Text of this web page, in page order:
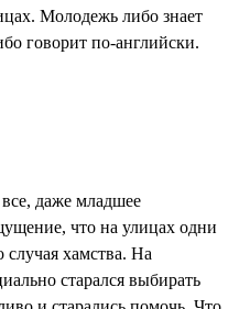
Молодежь либо знает
говорит по-английски.
даже младшее
что на улицах одни
случая хамства. На
старался выбирать